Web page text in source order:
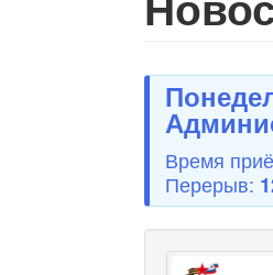
Время
Перерыв: